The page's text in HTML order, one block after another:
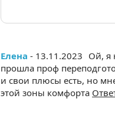
Елена - 13.11.2023 Ой, я
прошла проф
и свои плюсы есть, но
этой зоны комфорта